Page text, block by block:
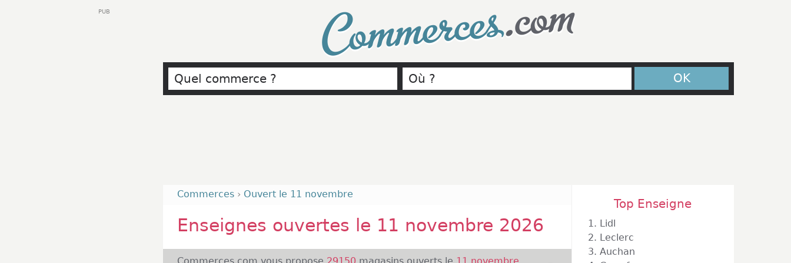
Commerces.com
OK
Commerces › Ouvert le 11 novembre
Enseignes ouvertes le 11 novembre 2026
Top Enseigne
1. Lidl
2. Leclerc
3. Auchan
PUB